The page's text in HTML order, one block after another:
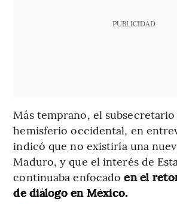
PUBLICIDAD
Más temprano, el
hemisferio occidental, en
indicó que no existiría una
Maduro, y que el interés de
continuaba enfocadoen el
de diálogo en México.